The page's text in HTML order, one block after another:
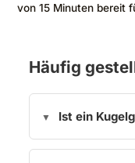
von 15 Minuten bereit
Häufig
Ist ein